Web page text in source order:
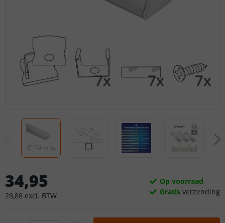
34,95
28,88 excl. BTW
Op voorraad
Gratis verzending